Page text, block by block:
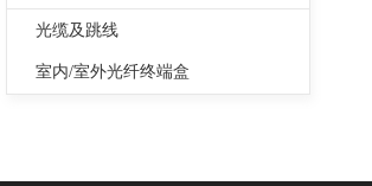
光缆及跳线
室内/室外光纤终端盒